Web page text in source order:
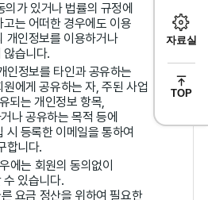
자료실
TOP
가 있거나 법률의 규정에
는 어떠한 경우에도 이용
개인정보를 이용하거나
않습니다.
인정보를 타인과 공유하는
에게 공유하는 자, 주된 사업
되는 개인정보 항목,
나 공유하는 목적 등에
시 등록한 이메일을 통하여
합니다.
에는 회원의 동의없이
수 있습니다.
요금 정산을 위하여 필요한